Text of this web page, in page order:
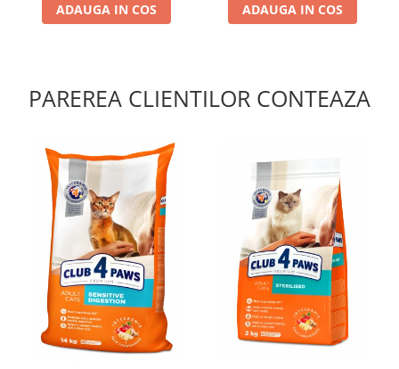
ADAUGA IN COS ADAUGA IN COS
PAREREA CLIENTILOR CONTEAZA